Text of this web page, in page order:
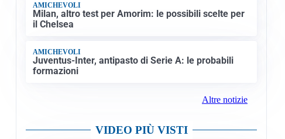
AMICHEVOLI
Milan, altro test per Amorim: le possibili scelte per
il Chelsea
AMICHEVOLI
Juventus-Inter, antipasto di Serie A: le probabili
formazioni
Altre notizie
VIDEO PIÙ VISTI